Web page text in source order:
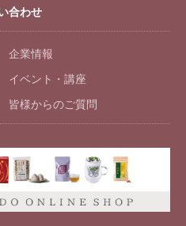
合わせ
企業情報
イベント・講座
皆様からのご質問